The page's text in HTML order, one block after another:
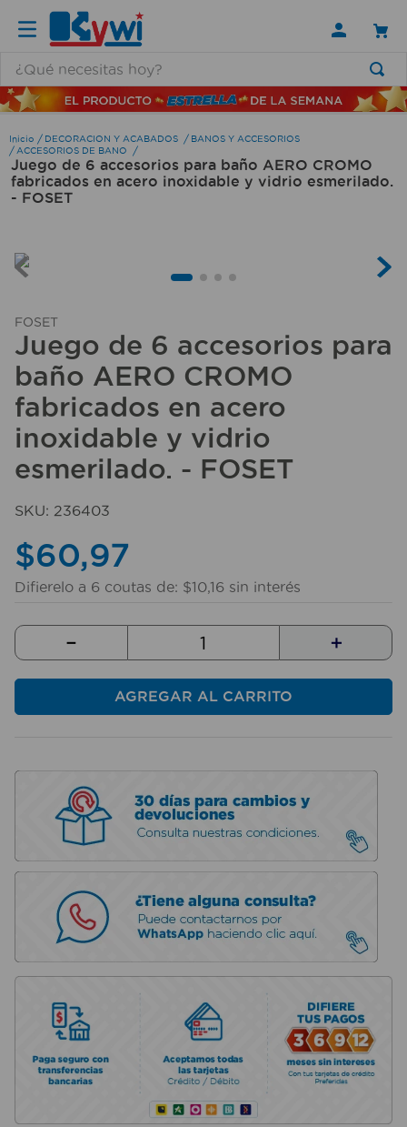
DECORACION Y ACABADOS
BANOS Y ACCESORIOS
ACCESORIOS DE BANO
Juego de 6 accesorios para baño AERO CROMO
fabricados en acero inoxidable y vidrio esmerilado.
- FOSET
FOSET
Juego de 6 accesorios para
baño AERO CROMO
fabricados en acero
inoxidable y vidrio
esmerilado. - FOSET
SKU: 236403
$60,97
Difierelo a 6 coutas de: $10,16 sin interés
＋
－
AGREGAR AL CARRITO
TÉRMINOS MÁS BUSCADOS
1 .
lamparas
2.
ducha
3.
silla
5.
7.
aspiradora
8.
taladro
9.
cerradura
10. fregadero